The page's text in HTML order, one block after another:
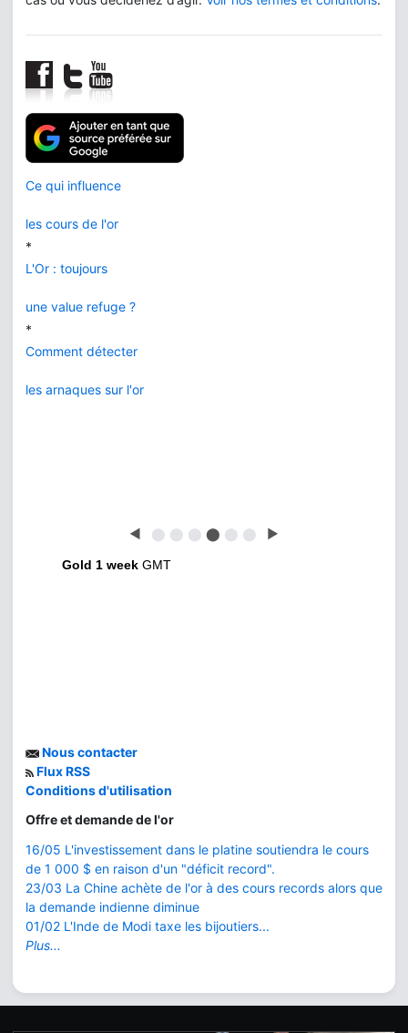
Ce qui influence
les cours de l'or
*
L'Or : toujours
une value refuge ?
*
Comment détecter
les arnaques sur l'or
◀ ⬤ ⬤ ⬤ ⬤ ⬤ ⬤ ▶
Gold 1 week GMT
Nous contacter
Flux RSS
Conditions d'utilisation
Offre et demande de l'or
16/05 L'investissement dans le platine soutiendra le cours
de 1 000 $ en raison d'un "déficit record".
23/03 La Chine achète de l'or à des cours records alors que
la demande indienne diminue
01/02 L'Inde de Modi taxe les bijoutiers...
Plus...